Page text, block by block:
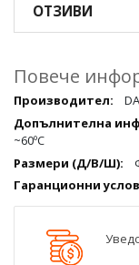
ОТЗИВИ
Повече
Повече
информация
qqq
~60ºC